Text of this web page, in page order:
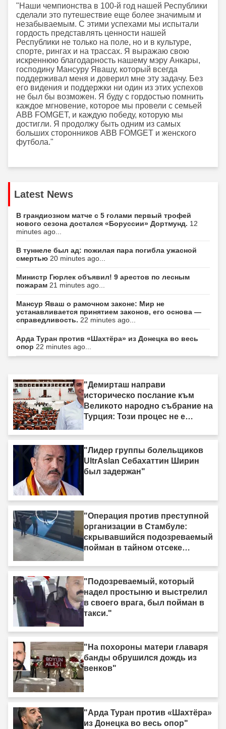
"Наши чемпионства в 100-й год нашей Республики
сделали это путешествие еще более значимым и
незабываемым. С этими успехами мы испытали
гордость представлять ценности нашей
Республики не только на поле, но и в культуре,
спорте, рингах и на трассах. Я выражаю свою
искреннюю благодарность нашему мэру Анкары,
господину Мансуру Явашу, который всегда
поддерживал меня и доверил мне эту задачу. Без
его видения и поддержки ни один из этих успехов
не был бы возможен. Я буду с гордостью помнить
каждое мгновение, которое мы провели с семьей
ABB FOMGET, и каждую победу, которую мы
достигли. Я продолжу быть одним из самых
больших сторонников ABB FOMGET и женского
футбола."
Latest News
В грандиозном матче с 5 голами первый трофей
нового сезона достался «Боруссии» Дортмунд. 12
minutes ago...
В туннеле был ад: пожилая пара погибла ужасной
смертью 20 minutes ago...
Министр Гюрлек объявил! 9 арестов по лесным
пожарам 21 minutes ago...
Мансур Яваш о рамочном законе: Мир не
устанавливается принятием законов, его основа —
справедливость. 22 minutes ago...
Арда Туран против «Шахтёра» из Донецка во весь
опор 22 minutes ago...
"Демирташ направи
историческо послание към
Великото народно събрание на
Турция: Този процес не е
"Лидер группы болельщиков
UltrAslan Себахаттин Ширин
был задержан"
"Операция против преступной
организации в Стамбуле:
скрывавшийся подозреваемый
пойман в тайном отсеке
"Подозреваемый, который
надел простыню и выстрелил
в своего врага, был пойман в
такси."
"На похороны матери главаря
банды обрушился дождь из
венков"
"Арда Туран против «Шахтёра»
из Донецка во весь опор"